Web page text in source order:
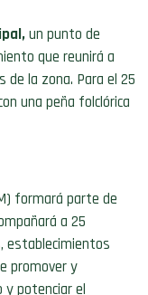
un punto de
que reunirá a
la zona. Para el 25
una peña folclórica
formará parte de
a 25
establecimientos
promover y
y potenciar el